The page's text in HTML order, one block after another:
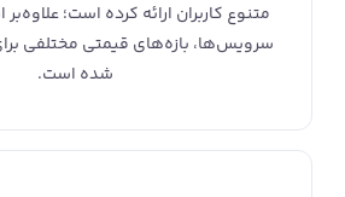
متنوع کاربران ارائه کرده است؛
سرویس‌ها، بازه‌های قیمتی مختلفی
شده است.